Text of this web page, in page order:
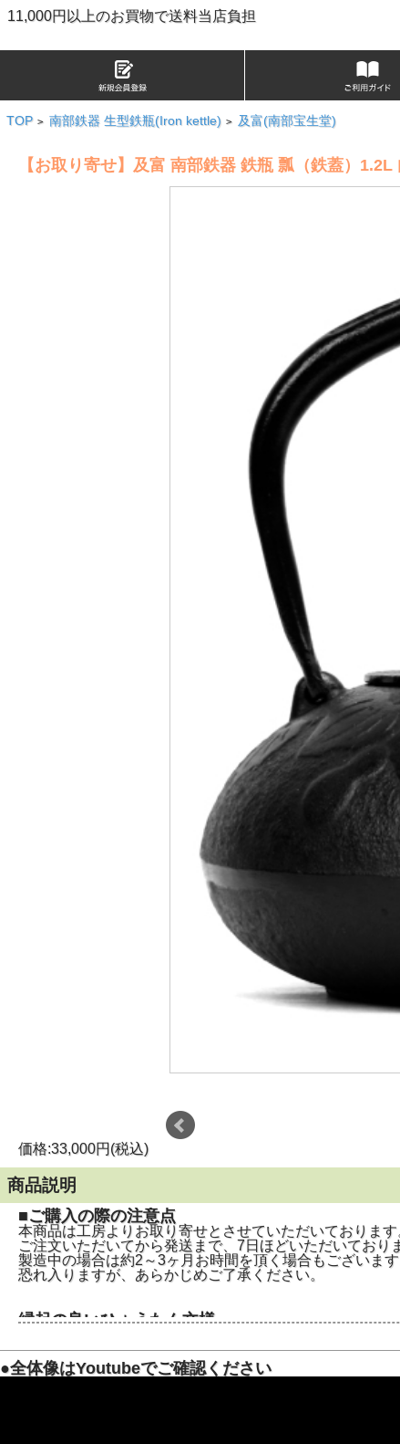
11,000円以上のお買物で送料当店負担
TOP > 南部鉄器 生型鉄瓶(Iron kettle) > 及富(南部宝生堂)
【お取り寄せ】及富 南部鉄器 鉄瓶 瓢（鉄蓋）
価格:33,000円(税込)
商品説明
■ご購入の際の注意点
本商品は工房よりお取り寄せとさせていただいております
ご注文いただいてから発送まで、7日ほどいただいており
製造中の場合は約2～3ヶ月お時間を頂く場合もございます
恐れ入りますが、あらかじめご了承ください。
縁起の良いひょうたん文様
古来より縁起物の象徴とされる瓢（ひさご）デザインを
瓢（ひさご）は、3つ揃えば三拍（瓢）子揃って縁起が良
●全体像はYoutubeでご確認ください